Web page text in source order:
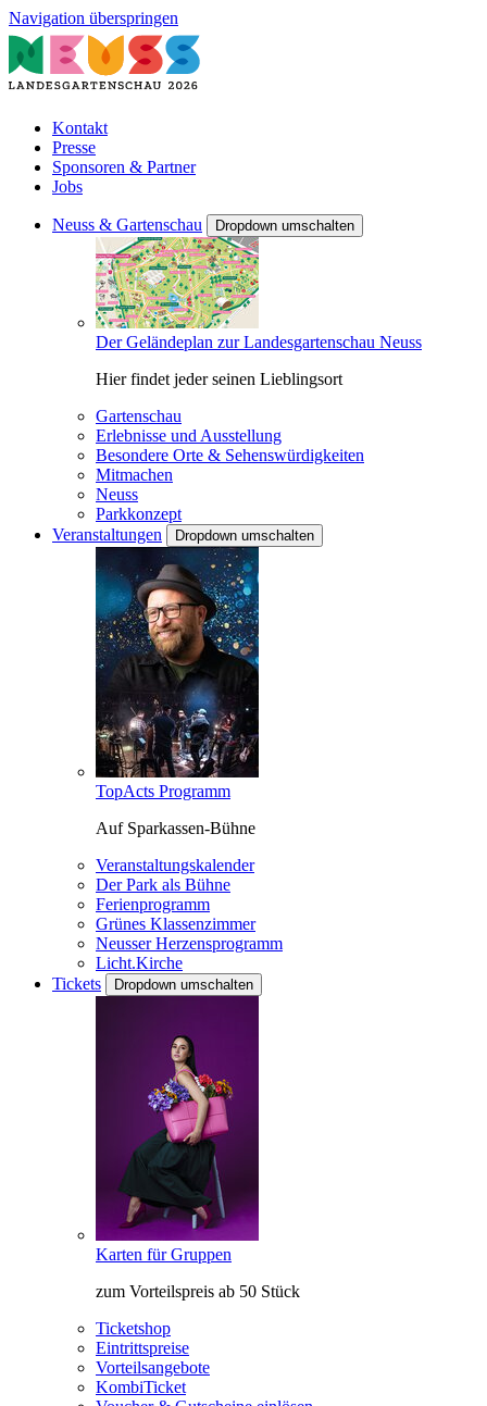
Navigation überspringen
Kontakt
Presse
Sponsoren & Partner
Jobs
Neuss & Gartenschau Dropdown umschalten
Der Geländeplan zur Landesgartenschau Neuss
Hier findet jeder seinen Lieblingsort
Gartenschau
Erlebnisse und Ausstellung
Besondere Orte & Sehenswürdigkeiten
Mitmachen
Neuss
Parkkonzept
Veranstaltungen
Dropdown umschalten
TopActs Programm
Auf Sparkassen-Bühne
Veranstaltungskalender
Der Park als Bühne
Ferienprogramm
Grünes Klassenzimmer
Neusser Herzensprogramm
Licht.Kirche
Tickets
Dropdown umschalten
Karten für Gruppen
zum Vorteilspreis ab 50 Stück
Ticketshop
Eintrittspreise
Vorteilsangebote
KombiTicket